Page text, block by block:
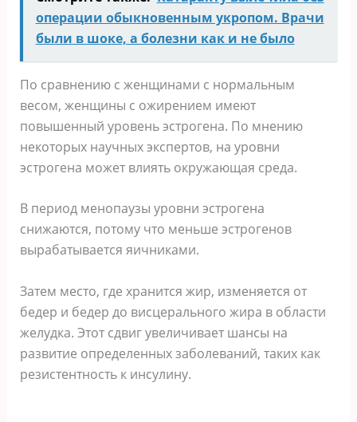
операции обыкновенным укропом. Врачи
были в шоке, а болезни как и не было
По сравнению с женщинами с нормальным
весом, женщины с ожирением имеют
повышенный уровень эстрогена. По мнению
некоторых научных экспертов, на уровни
эстрогена может влиять окружающая среда.
В период менопаузы уровни эстрогена
снижаются, потому что меньше эстрогенов
вырабатывается яичниками.
Затем место, где хранится жир, изменяется от
бедер и бедер до висцерального жира в области
желудка. Этот сдвиг увеличивает шансы на
развитие определенных заболеваний, таких как
резистентность к инсулину.